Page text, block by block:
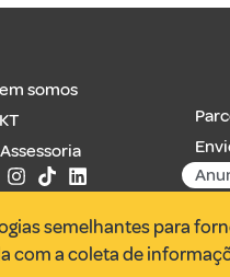
somos
semelhantes para
a coleta de